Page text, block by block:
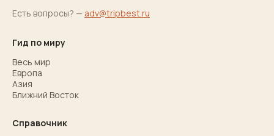
Есть вопросы? — adv@tripbest.ru
Гид по миру
Весь мир
Европа
Азия
Ближний Восток
Справочник